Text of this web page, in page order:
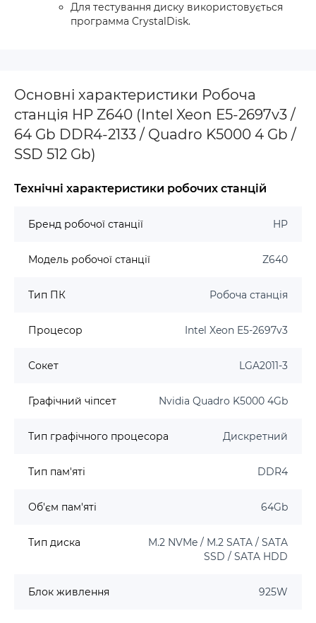
Для тестування диску використовується
программа CrystalDisk.
Основні характеристики Робоча
станція HP Z640 (Intel Xeon E5-2697v3 /
64 Gb DDR4-2133 / Quadro K5000 4 Gb /
SSD 512 Gb)
Технічні характеристики робочих станцій
Бренд робочої станції HP
Модель робочої станції Z640
Тип ПК Робоча станція
Процесор Intel Xeon E5-2697v3
Сокет LGA2011-3
Графічний чіпсет Nvidia Quadro K5000 4Gb
Тип графічного процесора Дискретний
Тип пам'яті DDR4
Об'єм пам'яті 64Gb
Тип диска
M.2 NVMe / M.2 SATA / SATA
SSD / SATA HDD
Блок живлення 925W